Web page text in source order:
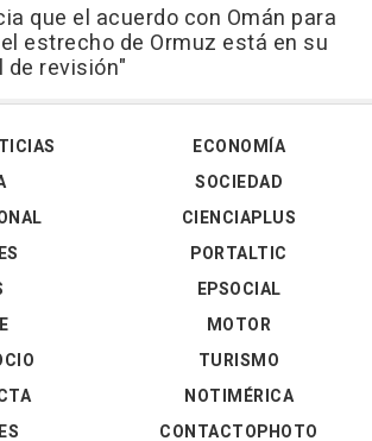
que el acuerdo con Omán para
estrecho de Ormuz está en su
revisión"
ECONOMÍA
SOCIEDAD
CIENCIAPLUS
PORTALTIC
EPSOCIAL
MOTOR
TURISMO
NOTIMÉRICA
CONTACTOPHOTO